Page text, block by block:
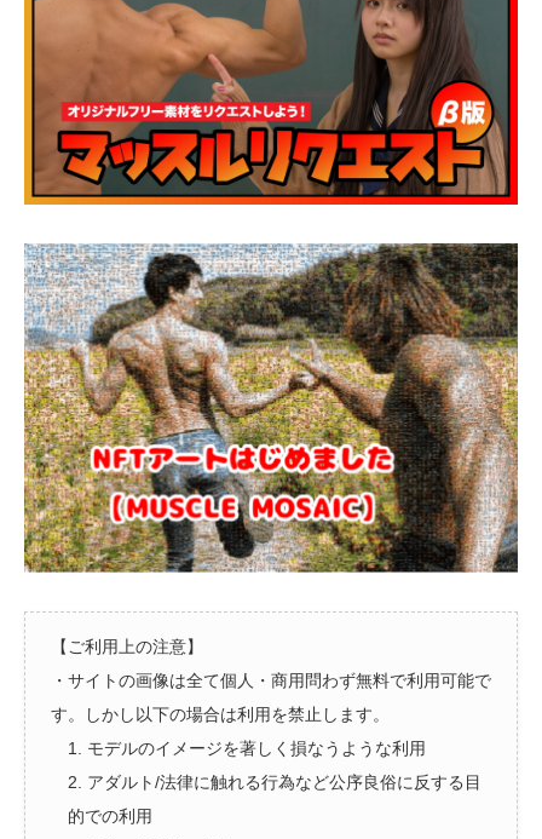
【ご利用上の注意】
・サイトの画像は全て個人・商用問わず無料で利用可能で
す。しかし以下の場合は利用を禁止します。
1. モデルのイメージを著しく損なうような利用
2. アダルト/法律に触れる行為など公序良俗に反する目
的での利用